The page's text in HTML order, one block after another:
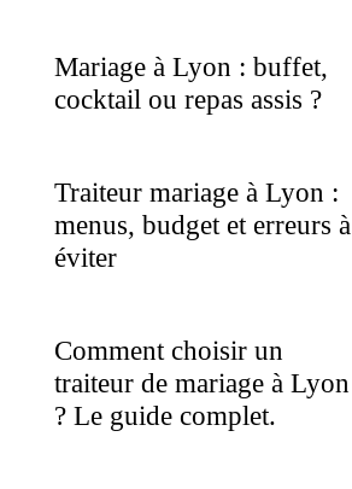
Mariage à Lyon : buffet,
cocktail ou repas assis ?
Traiteur mariage à Lyon :
menus, budget et erreurs à
éviter
Comment choisir un
traiteur de mariage à Lyon
? Le guide complet.